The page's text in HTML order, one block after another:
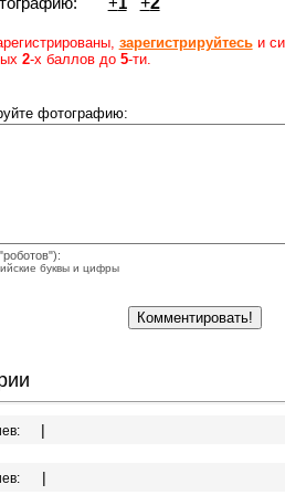
зарегистрируйтесьи
2-х баллов до 5-ти.
фотографию:
буквы и цифры
|
|